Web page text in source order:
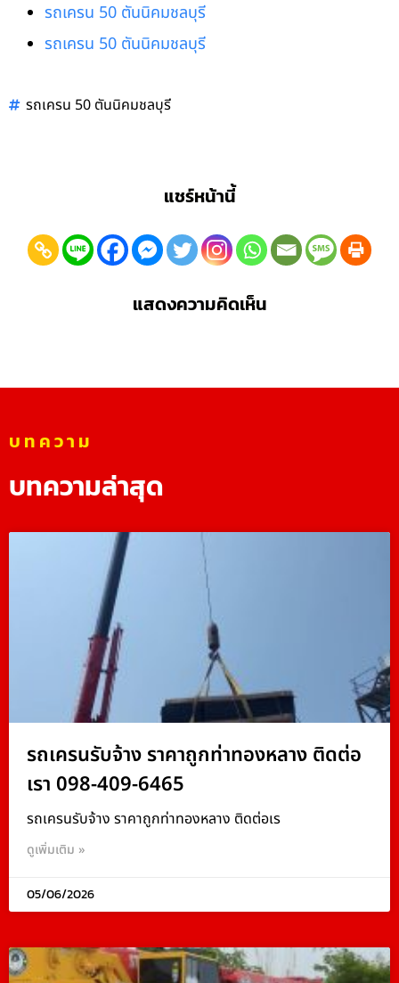
รถเครน 50 ตันนิคมชลบุรี
รถเครน 50 ตันนิคมชลบุรี
รถเครน 50 ตันนิคมชลบุรี
แชร์หน้านี้
แสดงความคิดเห็น
บทความ
บทความล่าสุด
รถเครนรับจ้าง ราคาถูกท่าทองหลาง ติดต่อ
เรา 098-409-6465
รถเครนรับจ้าง ราคาถูกท่าทองหลาง ติดต่อเร
ดูเพิ่มเติม »
05/06/2026